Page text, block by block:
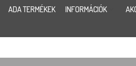
ADA TERMÉKEK INFORMÁCIÓK